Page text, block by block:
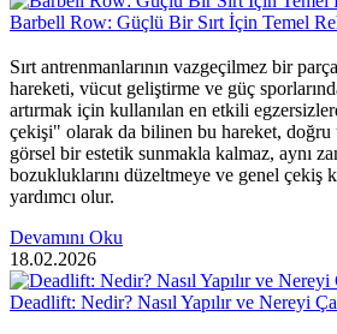
Barbell Row: Güçlü Bir Sırt İçin Temel
Sırt antrenmanlarının vazgeçilmez bir
hareketi, vücut geliştirme ve güç
artırmak için kullanılan en etkili
çekişi" olarak da bilinen bu hareket, doğru
görsel bir estetik sunmakla kalmaz, aynı
bozukluklarını düzeltmeye ve genel çekiş
yardımcı olur.
Devamını Oku
18.02.2026
Deadlift: Nedir? Nasıl Yapılır ve Nereyi